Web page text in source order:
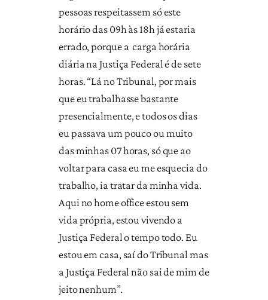
pessoas respeitassem só este
horário das 09h às 18h já estaria
errado, porque a carga horária
diária na Justiça Federal é de sete
horas. “Lá no Tribunal, por mais
que eu trabalhasse bastante
presencialmente, e todos os dias
eu passava um pouco ou muito
das minhas 07 horas, só que ao
voltar para casa eu me esquecia do
trabalho, ia tratar da minha vida.
Aqui no home office estou sem
vida própria, estou vivendo a
Justiça Federal o tempo todo. Eu
estou em casa, saí do Tribunal mas
a Justiça Federal não sai de mim de
jeito nenhum”.